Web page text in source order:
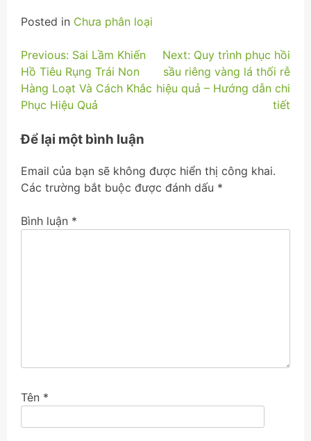
Posted in Chưa phân loại
Điều
hướng
bài
viết
Previous: Sai Lầm Khiến
Hồ Tiêu Rụng Trái Non
Hàng Loạt Và Cách Khắc
Phục Hiệu Quả
Next: Quy trình phục hồi
sầu riêng vàng lá thối rễ
hiệu quả – Hướng dẫn chi
tiết
Để lại một bình luận
Email của bạn sẽ không được hiển thị công khai.
Các trường bắt buộc được đánh dấu *
Bình luận *
Tên *